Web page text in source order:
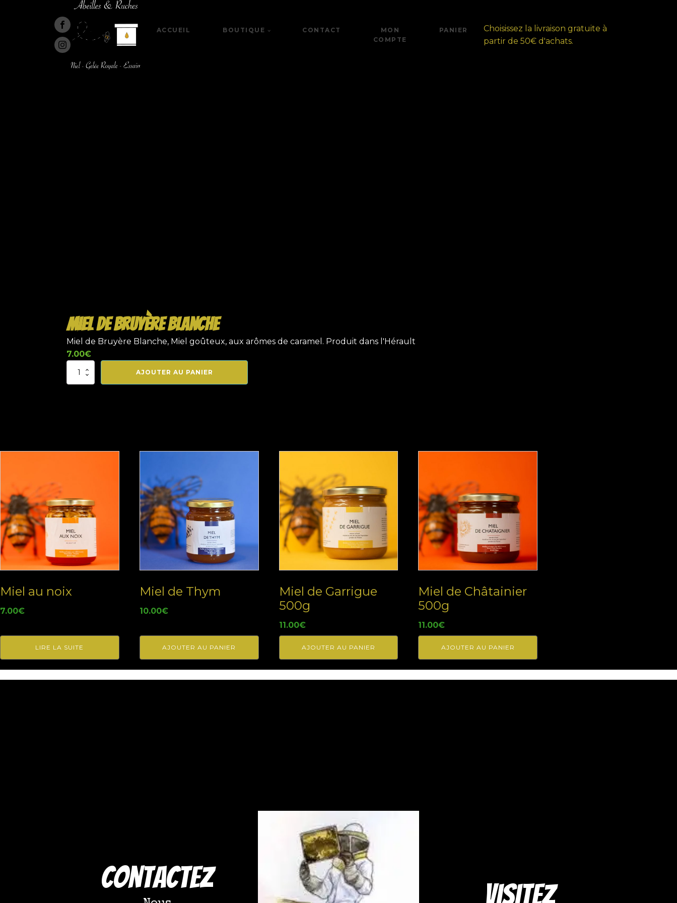
ACCUEIL BOUTIQUE CONTACT
MON
COMPTE
PANIER
Choisissez la livraison gratuite à
partir de 50€ d'achats.
Miel de Bruyère Blanche
Miel de Bruyère Blanche, Miel goûteux, aux arômes de caramel. Produit dans l'Hérault
7.00€
quantité
AJOUTER AU PANIER
Miel au noix
7.00€
LIRE LA SUITE
Miel de Thym
10.00€
AJOUTER AU PANIER
Miel de Garrigue
500g
11.00€
AJOUTER AU PANIER
Miel de Châtainier
500g
11.00€
AJOUTER AU PANIER
COntactez
Visitez